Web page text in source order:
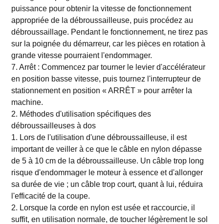
puissance pour obtenir la vitesse de fonctionnement
appropriée de la débroussailleuse, puis procédez au
débroussaillage. Pendant le fonctionnement, ne tirez pas
sur la poignée du démarreur, car les pièces en rotation à
grande vitesse pourraient l'endommager.
7. Arrêt : Commencez par tourner le levier d'accélérateur
en position basse vitesse, puis tournez l'interrupteur de
stationnement en position « ARRÊT » pour arrêter la
machine.
2. Méthodes d'utilisation spécifiques des
débroussailleuses à dos
1. Lors de l'utilisation d'une débroussailleuse, il est
important de veiller à ce que le câble en nylon dépasse
de 5 à 10 cm de la débroussailleuse. Un câble trop long
risque d'endommager le moteur à essence et d'allonger
sa durée de vie ; un câble trop court, quant à lui, réduira
l'efficacité de la coupe.
2. Lorsque la corde en nylon est usée et raccourcie, il
suffit, en utilisation normale, de toucher légèrement le sol